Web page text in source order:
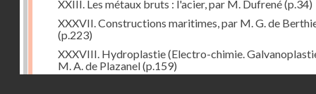
XXIII. Les métaux bruts : l'acier, par M. Dufrené(p.34)
XXXVII. Constructions maritimes, par M. G. de
(p.223)
XXXVIII. Hydroplastie (Electro-chimie.
M. A. de Plazanel(p.159)